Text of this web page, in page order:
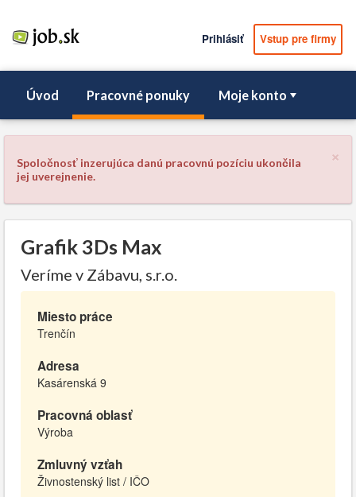
Prihlásiť Vstup pre firmy
Úvod Pracovné ponuky Moje konto
×
Spoločnosť inzerujúca danú pracovnú pozíciu ukončila
jej uverejnenie.
Grafik 3Ds Max
Veríme v Zábavu, s.r.o.
Miesto práce
Trenčín
Adresa
Kasárenská 9
Pracovná oblasť
Výroba
Zmluvný vzťah
Živnostenský list / IČO